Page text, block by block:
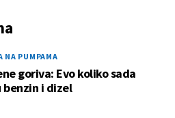
NA PUMPAMA
goriva: Evo koliko sada
benzin i dizel